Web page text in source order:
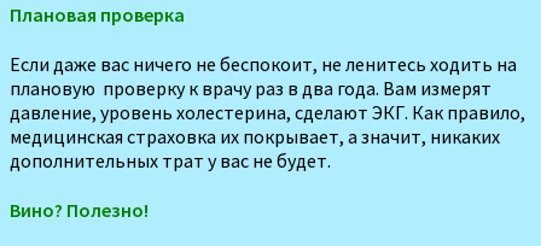
Плановая проверка
Если даже вас ничего не беспокоит, не ленитесь ходить на
плановую проверку к врачу раз в два года. Вам измерят
давление, уровень холестерина, сделают ЭКГ. Как правило,
медицинская страховка их покрывает, а значит, никаких
дополнительных трат у вас не будет.
Вино? Полезно!